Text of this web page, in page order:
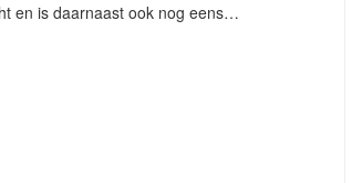
en is daarnaast ook nog eens…